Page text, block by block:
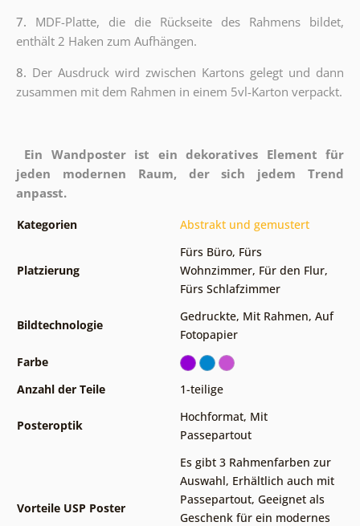
7. MDF-Platte, die die Rückseite des Rahmens bildet,
enthält 2 Haken zum Aufhängen.
8. Der Ausdruck wird zwischen Kartons gelegt und dann
zusammen mit dem Rahmen in einem 5vl-Karton verpackt.
Ein Wandposter ist ein dekoratives Element für
jeden modernen Raum, der sich jedem Trend
anpasst.
Kategorien Abstrakt und gemustert
Platzierung
Fürs Büro, Fürs
Wohnzimmer, Für den Flur,
Fürs Schlafzimmer
Bildtechnologie
Gedruckte, Mit Rahmen, Auf
Fotopapier
Farbe
Anzahl der Teile
1-teilige
Posteroptik
Hochformat, Mit
Passepartout
Vorteile USP Poster
Es gibt 3 Rahmenfarben zur
Auswahl, Erhältlich auch mit
Passepartout, Geeignet als
Geschenk für ein modernes